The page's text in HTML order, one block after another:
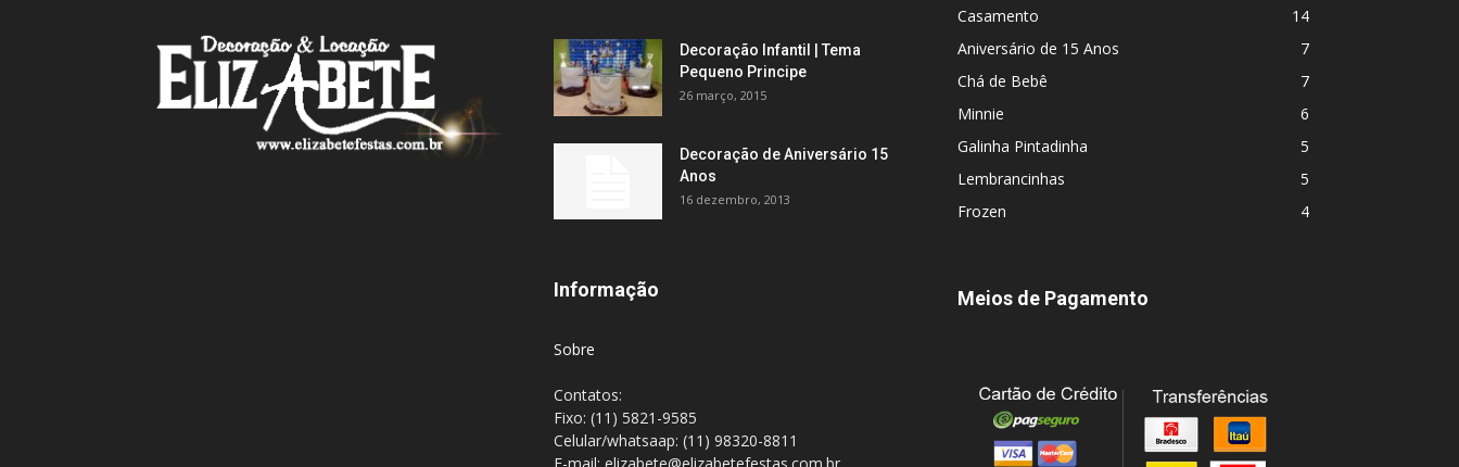
Decoração Infantil | Tema
Pequeno Principe
26 março, 2015
Decoração de Aniversário 15
Anos
16 dezembro, 2013
Informação
Sobre
Contatos:
Fixo: (11) 5821-9585
Celular/whatsaap: (11) 98320-8811
Casamento
14
Aniversário de 15 Anos
7
Chá de Bebê
7
Minnie
6
Galinha Pintadinha
5
Lembrancinhas
5
Frozen
4
Meios de Pagamento